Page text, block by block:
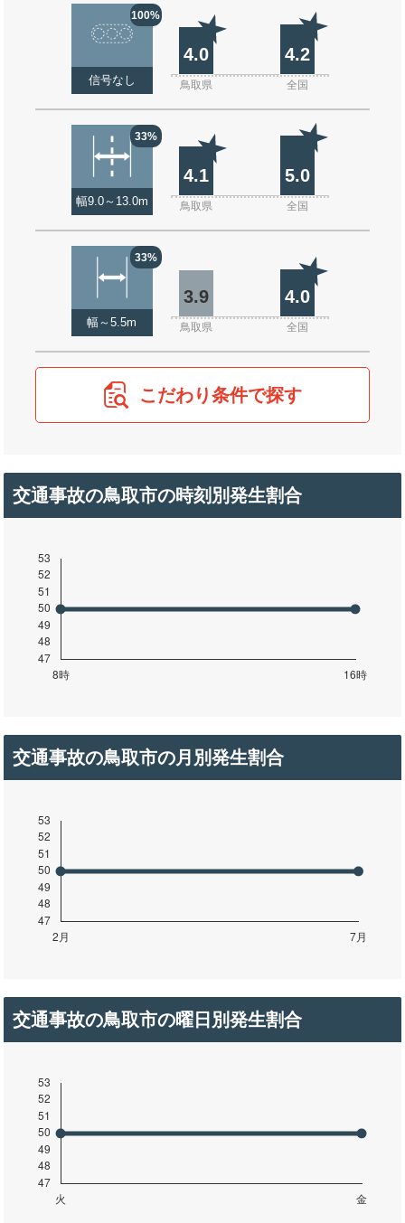
100%
信号なし
4.0 4.2
鳥取県 全国
33%
幅9.0～13.0m
4.1 5.0
鳥取県 全国
33%
幅～5.5m
3.9 4.0
鳥取県 全国
こだわり条件で探す
交通事故の鳥取市の時刻別発生割合
交通事故の鳥取市の月別発生割合
交通事故の鳥取市の曜日別発生割合